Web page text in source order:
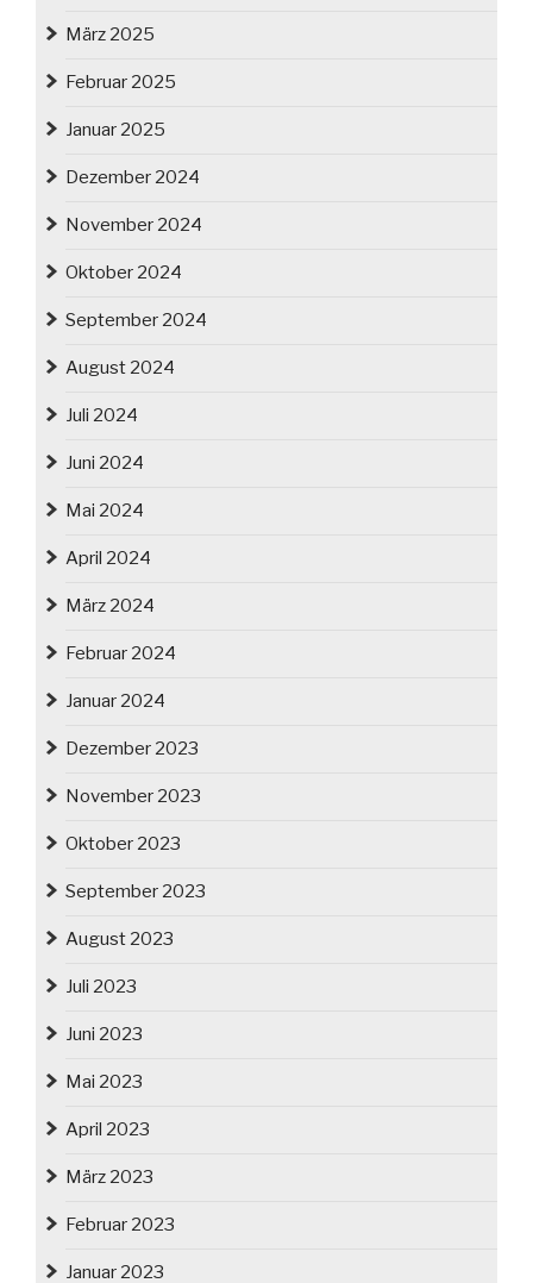
März 2025
Februar 2025
Januar 2025
Dezember 2024
November 2024
Oktober 2024
September 2024
August 2024
Juli 2024
Juni 2024
Mai 2024
April 2024
März 2024
Februar 2024
Januar 2024
Dezember 2023
November 2023
Oktober 2023
September 2023
August 2023
Juli 2023
Juni 2023
Mai 2023
April 2023
März 2023
Februar 2023
Januar 2023